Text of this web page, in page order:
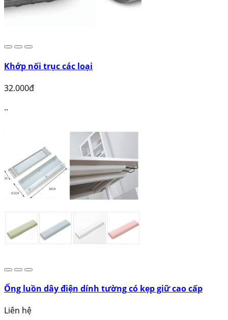
Khớp nối trục các loại
32.000đ
..
Ống luồn dây điện dính tường có kẹp giữ cao cấp
Liên hệ